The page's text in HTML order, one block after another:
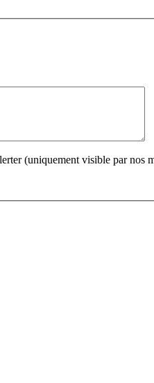
(uniquement visible par nos